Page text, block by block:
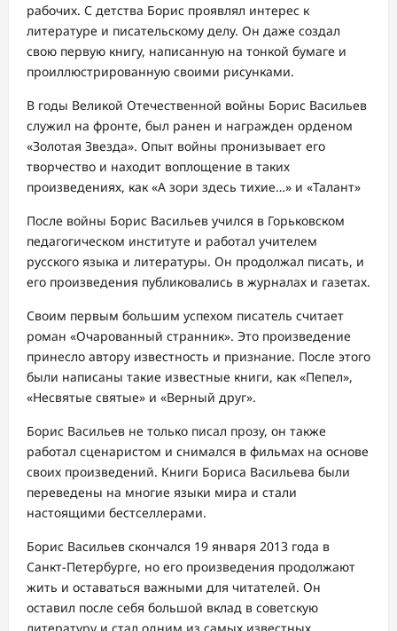
рабочих. С детства Борис проявлял интерес к
литературе и писательскому делу. Он даже создал
свою первую книгу, написанную на тонкой бумаге и
проиллюстрированную своими рисунками.
В годы Великой Отечественной войны Борис Васильев
служил на фронте, был ранен и награжден орденом
«Золотая Звезда». Опыт войны пронизывает его
творчество и находит воплощение в таких
произведениях, как «А зори здесь тихие…» и «Талант»
После войны Борис Васильев учился в Горьковском
педагогическом институте и работал учителем
русского языка и литературы. Он продолжал писать, и
его произведения публиковались в журналах и газетах.
Своим первым большим успехом писатель считает
роман «Очарованный странник». Это произведение
принесло автору известность и признание. После этого
были написаны такие известные книги, как «Пепел»,
«Несвятые святые» и «Верный друг».
Борис Васильев не только писал прозу, он также
работал сценаристом и снимался в фильмах на основе
своих произведений. Книги Бориса Васильева были
переведены на многие языки мира и стали
настоящими бестселлерами.
Борис Васильев скончался 19 января 2013 года в
Санкт-Петербурге, но его произведения продолжают
жить и оставаться важными для читателей. Он
оставил после себя большой вклад в советскую